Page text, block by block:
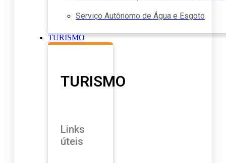
Serviço Autônomo de Água e Esgoto
TURISMO
TURISMO
Links
úteis